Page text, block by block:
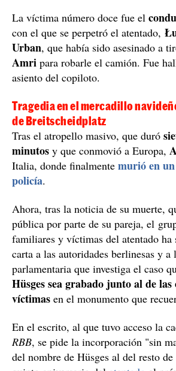
La víctima número doce fue el
con el que se perpetró el atentado,
Urban, que había sido asesinado a
Amri para robarle el camión. Fue
asiento del copiloto.
Tragedia en el mercadillo
de Breitscheidplatz
Tras el atropello masivo, que duró
minutos y que conmovió a Europa,
Italia, donde finalmente murió en
policía.
Ahora, tras la noticia de su muerte,
pública por parte de su pareja, el
familiares y víctimas del atentado ha
carta a las autoridades berlinesas y
parlamentaria que investiga el caso
Hüsges sea grabado junto al de las
víctimas en el monumento que
En el escrito, al que tuvo acceso la
RBB, se pide la incorporación "sin
del nombre de Hüsges al del resto